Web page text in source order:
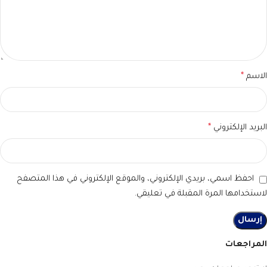
المراجعات
الاسم *
البريد الإلكتروني *
احفظ اسمي، بريدي الإلكتروني، والموقع الإلكتروني في هذا المتصفح
لاستخدامها المرة المقبلة في تعليقي.